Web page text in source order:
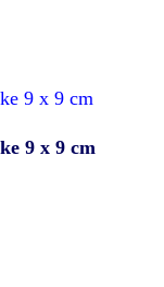
9 x 9 cm